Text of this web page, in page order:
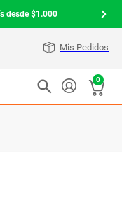
desde $1.000
Mis Pedidos
0